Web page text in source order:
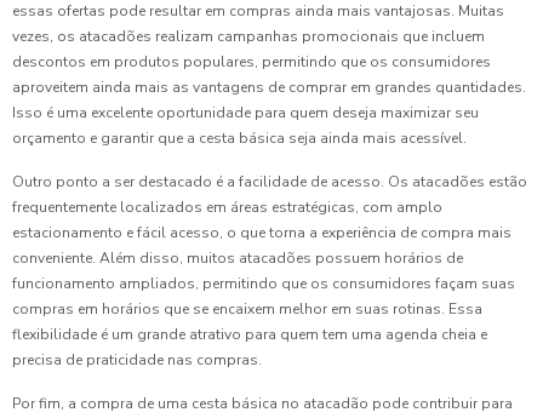
essas ofertas pode resultar em compras ainda mais vantajosas. Muitas
vezes, os atacadões realizam campanhas promocionais que incluem
descontos em produtos populares, permitindo que os consumidores
aproveitem ainda mais as vantagens de comprar em grandes quantidades.
Isso é uma excelente oportunidade para quem deseja maximizar seu
orçamento e garantir que a cesta básica seja ainda mais acessível.
Outro ponto a ser destacado é a facilidade de acesso. Os atacadões estão
frequentemente localizados em áreas estratégicas, com amplo
estacionamento e fácil acesso, o que torna a experiência de compra mais
conveniente. Além disso, muitos atacadões possuem horários de
funcionamento ampliados, permitindo que os consumidores façam suas
compras em horários que se encaixem melhor em suas rotinas. Essa
flexibilidade é um grande atrativo para quem tem uma agenda cheia e
precisa de praticidade nas compras.
Por fim, a compra de uma cesta básica no atacadão pode contribuir para